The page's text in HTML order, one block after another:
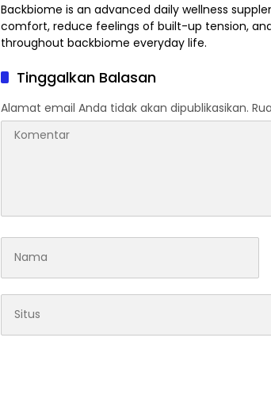
Backbiome is an advanced daily wellness
comfort, reduce feelings of built-up tension,
throughout backbiome everyday life.
Tinggalkan Balasan
Alamat email Anda tidak akan dipublikasikan.